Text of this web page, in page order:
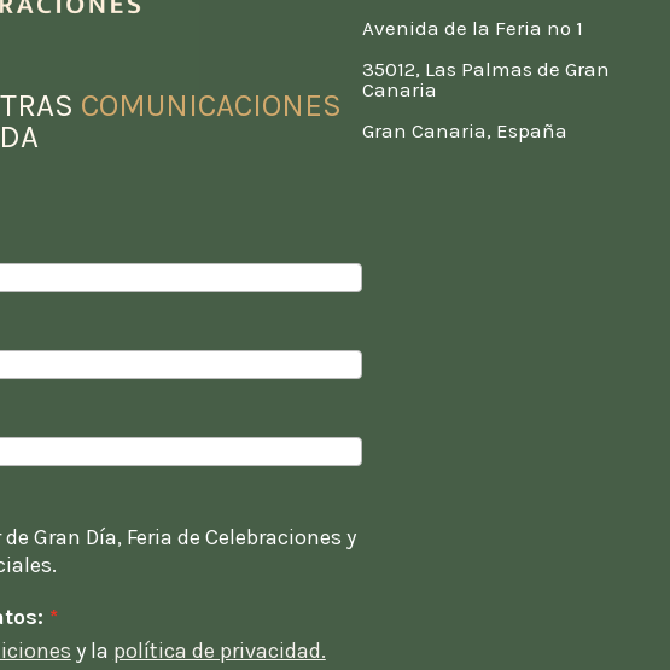
COMUNICACIONES
Gran Día, Feria de Celebraciones y
y la política de privacidad.
Avenida de la Feria nº 1
35012, Las Palmas de Gran
Canaria
Gran Canaria, España